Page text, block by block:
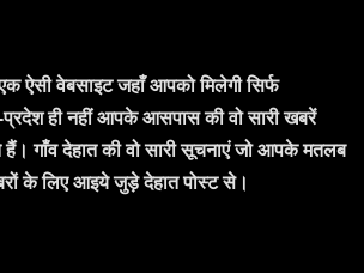
वेबसाइट जहाँ आपको मिलेगी सिर्फ
ही नहीं आपके आसपास की वो सारी खबरें
गाँव देहात की वो सारी सूचनाएं जो आपके मतलब
के लिए आइये जुड़े देहात पोस्ट से।